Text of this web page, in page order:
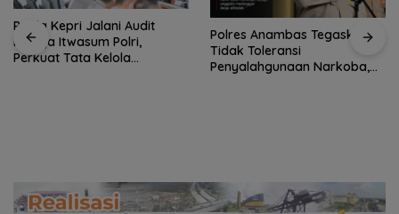
Polda Kepri Jalani Audit
Kinerja Itwasum Polri,
Perkuat Tata Kelola
Polres Anambas Tegaskan
Tidak Toleransi
Penyalahgunaan Narkoba,